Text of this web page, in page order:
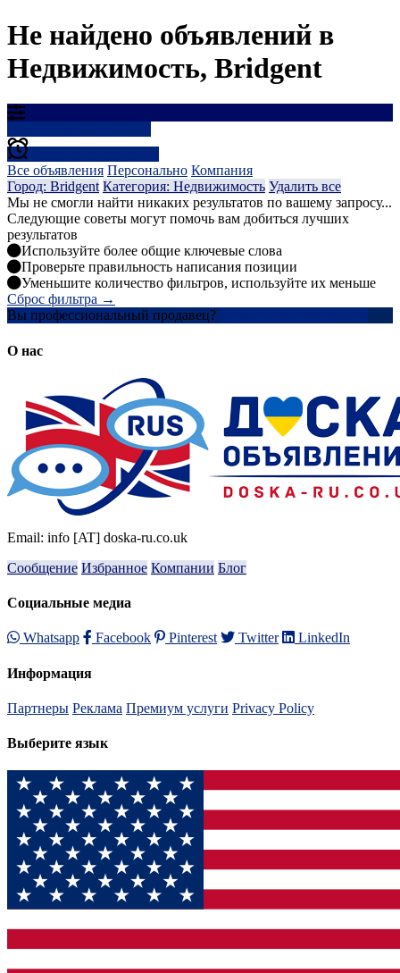
Не найдено объявлений в
Недвижимость, Bridgent
Все объявления Персонально Компания
Город: Bridgent Категория: Недвижимость Удалить все
Мы не смогли найти никаких результатов по вашему запросу...
Следующие советы могут помочь вам добиться лучших
результатов
Используйте более общие ключевые слова
Проверьте правильность написания позиции
Уменьшите количество фильтров, используйте их меньше
Сброс фильтра →
Вы профессиональный продавец?
О нас
Email: info [AT] doska-ru.co.uk
Сообщение Избранное Компании Блог
Социальные медиа
Whatsapp Facebook Pinterest Twitter LinkedIn
Информация
Партнеры Реклама Премиум услуги Privacy Policy
Выберите язык